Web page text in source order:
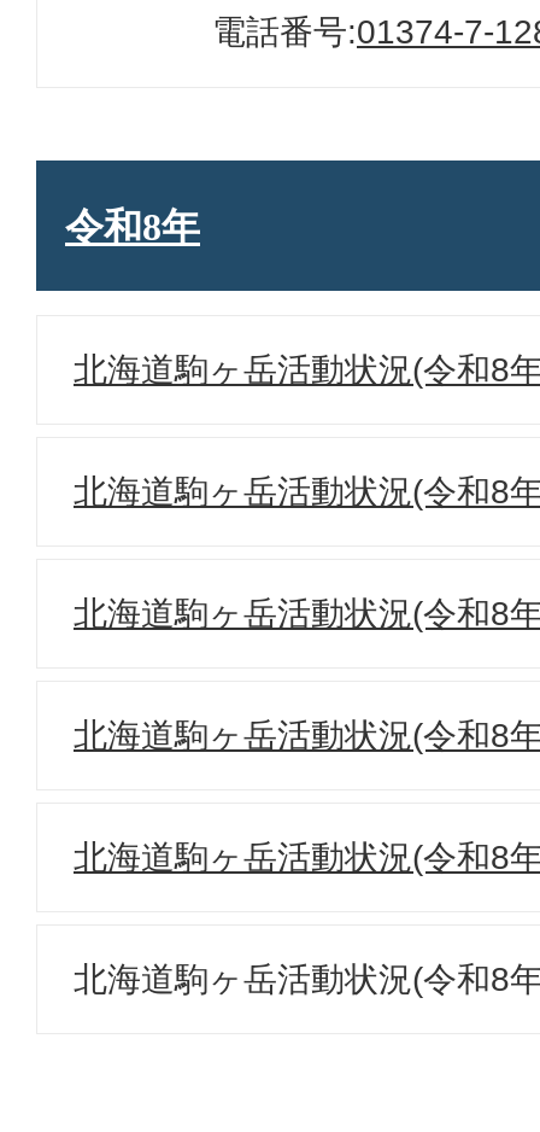
電話番号:01374-7-
令和8年
北海道駒ヶ岳活動状況(令和8
北海道駒ヶ岳活動状況(令和8
北海道駒ヶ岳活動状況(令和8
北海道駒ヶ岳活動状況(令和8
北海道駒ヶ岳活動状況(令和8
北海道駒ヶ岳活動状況(令和8